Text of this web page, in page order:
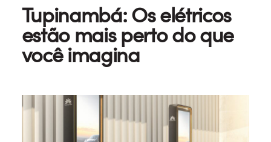
Tupinambá: Os elétricos
estão mais perto do que
você imagina